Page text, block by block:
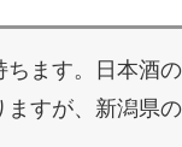
ます。日本酒
すが、新潟県